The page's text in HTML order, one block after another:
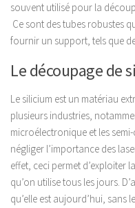
souvent utilisé pour la
Ce sont des tubes robustes
fournir un support, tels que
Le découpage de
Le silicium est un matériau
plusieurs industries,
microélectronique et les
négliger l’importance des
effet, ceci permet
qu’on utilise tous les jours.
qu’elle est aujourd’hui, sans